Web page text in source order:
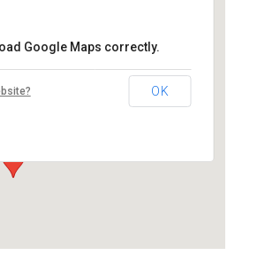
– SYLI ry
8 D 104 - Turku
Google Maps correctly.
OK